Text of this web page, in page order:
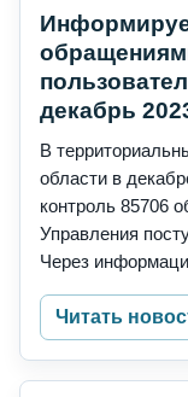
декабрь
В
области в
контроль 85706
Управления
Через
Читать